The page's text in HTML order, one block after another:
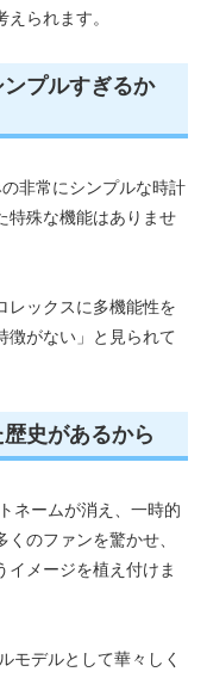
られます。
プルすぎるか
非常にシンプルな時計
特殊な機能はありませ
レックスに多機能性を
徴がない」と見られて
史があるから
ネームが消え、一時的
のファンを驚かせ、
イメージを植え付けま
モデルとして華々しく